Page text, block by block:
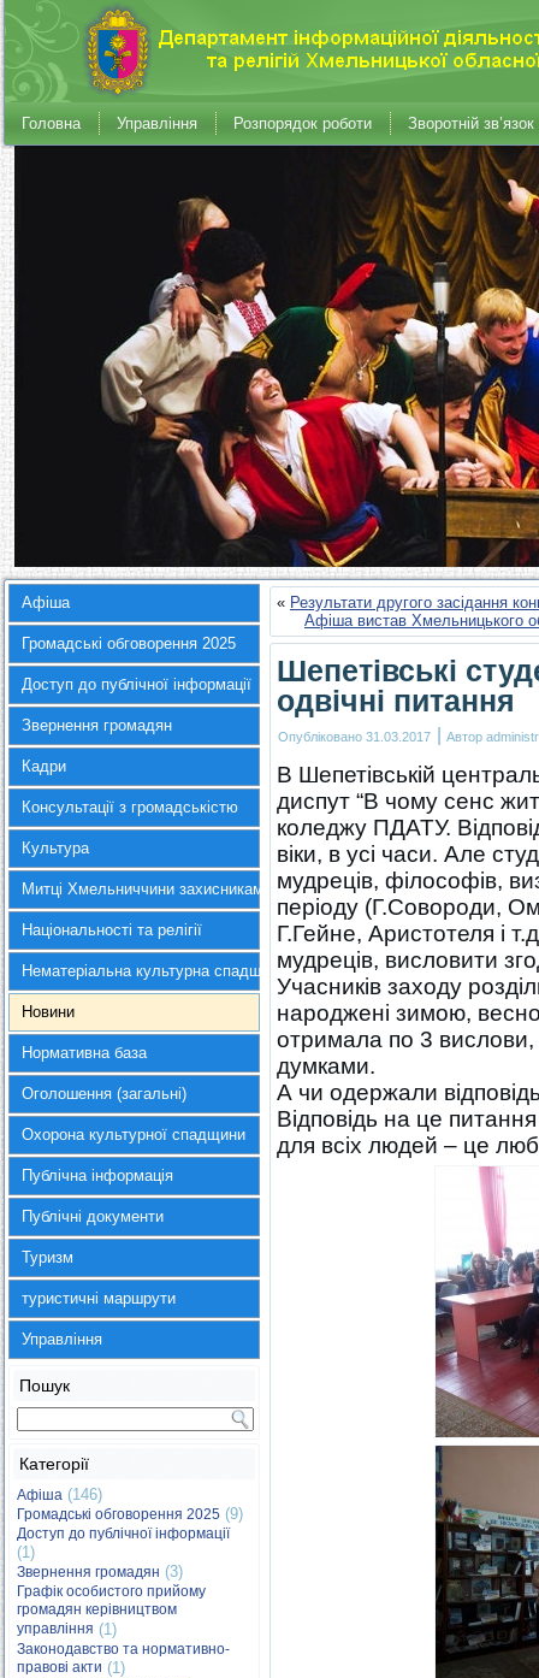
Головна Управління Розпорядок роботи Зворотній зв’язок
Афіша
Громадські обговорення 2025
Доступ до публічної інформації
Звернення громадян
Кадри
Консультації з громадськістю
Культура
Митці Хмельниччини захисникам України
Національності та релігії
Нематеріальна культурна спадщина
Новини
Нормативна база
Оголошення (загальні)
Охорона культурної спадщини
Публічна інформація
Публічні документи
Туризм
туристичні маршрути
Управління
Пошук
Категорії
Афіша (146)
Громадські обговорення 2025 (9)
Доступ до публічної інформації
(1)
Звернення громадян (3)
Графік особистого прийому
громадян керівництвом
управління (1)
Законодавство та нормативно-
правові акти (1)
« Результати другого засідання
Афіша вистав Хмельницького
Шепетівські
одвічні питання
Опубліковано 31.03.2017 | Автор
В Шепетівській
диспут “В чому сенс
коледжу ПДАТУ.
віки, в усі часи. Але
мудреців, філософів,
періоду (Г.Совороди,
Г.Гейне, Аристотеля і
мудреців, висловити
Учасників заходу
народжені зимою,
отримала по 3
думками.
А чи одержали
Відповідь на це
для всіх людей – це